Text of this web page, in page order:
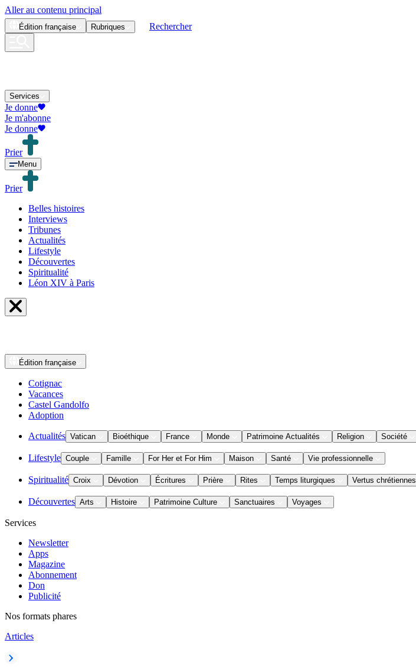
Aller au contenu principal
Édition française Rubriques Rechercher
Services
Je donne
Je m'abonne
Je donne
Prier
Menu
Prier
Belles histoires
Interviews
Tribunes
Actualités
Lifestyle
Découvertes
Spiritualité
Léon XIV à Paris
Édition française
Cotignac
Vacances
Castel Gandolfo
Adoption
Actualités Vatican Bioéthique France Monde Patrimoine Actualités Religion Société
Lifestyle Couple Famille For Her et For Him Maison Santé Vie professionnelle
Spiritualité Croix Dévotion Écritures Prière Rites Temps liturgiques Vertus chrétiennes
Découvertes Arts Histoire Patrimoine Culture Sanctuaires Voyages
Services
Newsletter
Apps
Magazine
Abonnement
Don
Publicité
Nos formats phares
Articles